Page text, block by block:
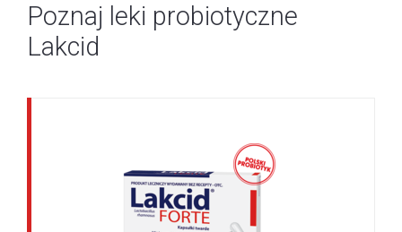
Poznaj leki probiotyczne
Lakcid